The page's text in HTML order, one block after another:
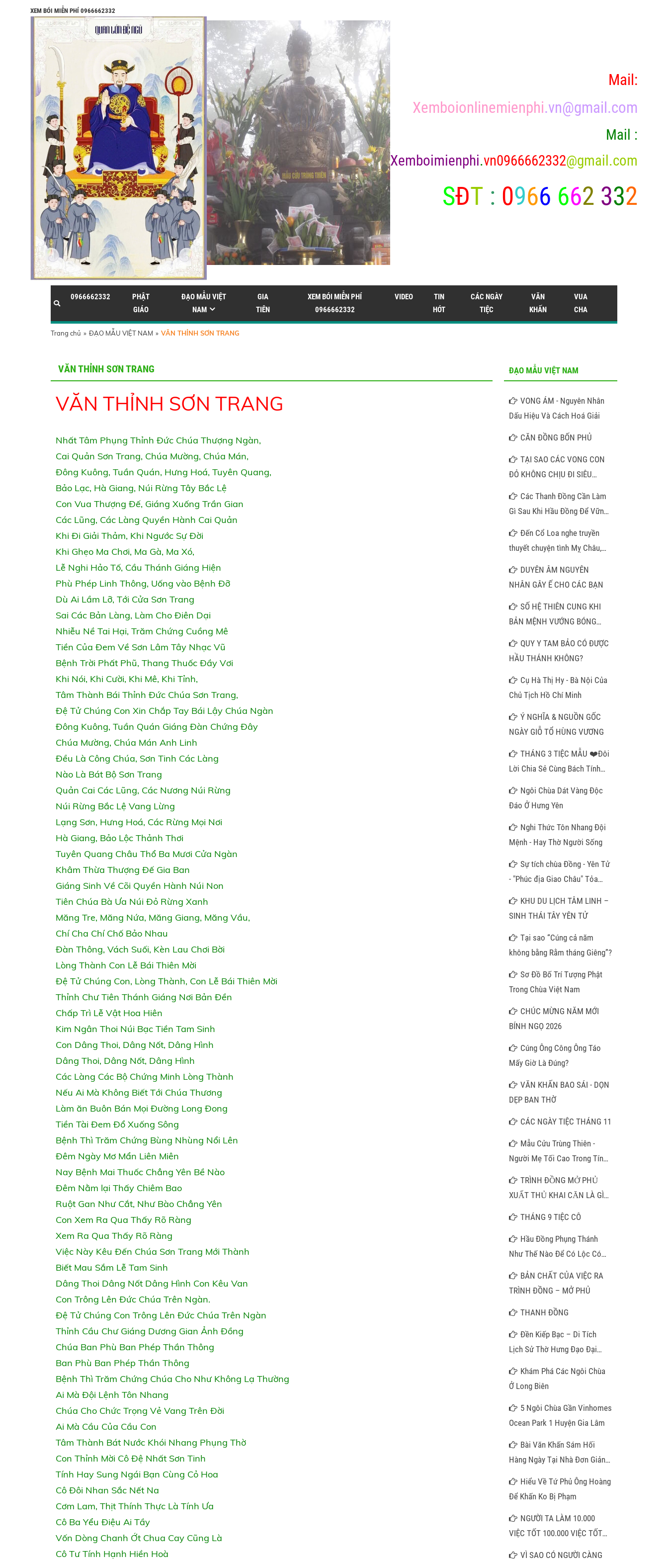
XEM BÓI MIỄN PHÍ 0966662332
Mail:
Xemboionlinemienphi.vn@gmail.com
Mail :
Xemboimienphi.vn0966662332@gmail.com
SĐT : 0966 662 332
0966662332
PHẬT
GIÁO
ĐẠO MẪU VIỆT
NAM
GIA
TIÊN
XEM BÓI MIỄN PHÍ
0966662332
VIDEO
TIN
HÓT
CÁC NGÀY
TIỆC
VĂN
KHẤN
VUA
CHA
Trang chủ » ĐẠO MẪU VIỆT NAM » VĂN THỈNH SƠN TRANG
VĂN THỈNH SƠN TRANG
VĂN THỈNH SƠN TRANG
Nhất Tâm Phụng Thỉnh Đức Chúa Thượng Ngàn,
Cai Quản Sơn Trang, Chúa Mường, Chúa Mán,
Đông Kuông, Tuần Quán, Hưng Hoá, Tuyên Quang,
Bảo Lạc, Hà Giang, Núi Rừng Tây Bắc Lệ
Con Vua Thượng Đế, Giáng Xuống Trần Gian
Các Lũng, Các Làng Quyền Hành Cai Quản
Khi Đi Giải Thảm, Khi Ngước Sự Đời
Khi Ghẹo Ma Chơi, Ma Gà, Ma Xó,
Lễ Nghi Hảo Tố, Cầu Thánh Giáng Hiện
Phù Phép Linh Thông, Uống vào Bệnh Đỡ
Dù Ai Lầm Lỡ, Tới Cửa Sơn Trang
Sai Các Bản Làng, Làm Cho Điên Dại
Nhiễu Nề Tai Hại, Trăm Chứng Cuồng Mê
Tiền Của Đem Về Sơn Lâm Tây Nhạc Vũ
Bệnh Trời Phất Phũ, Thang Thuốc Đầy Vơi
Khi Nói, Khi Cười, Khi Mê, Khi Tỉnh,
Tâm Thành Bái Thỉnh Đức Chúa Sơn Trang,
Đệ Tử Chúng Con Xin Chắp Tay Bái Lậy Chúa Ngàn
Đông Kuông, Tuần Quán Giáng Đàn Chứng Đây
Chúa Mường, Chúa Mán Anh Linh
Đều Là Công Chúa, Sơn Tinh Các Làng
Nào Là Bát Bộ Sơn Trang
Quản Cai Các Lũng, Các Nương Núi Rừng
Núi Rừng Bắc Lệ Vang Lừng
Lạng Sơn, Hưng Hoá, Các Rừng Mọi Nơi
Hà Giang, Bảo Lộc Thảnh Thơi
Tuyên Quang Châu Thổ Ba Mươi Cửa Ngàn
Khâm Thừa Thượng Đế Gia Ban
Giáng Sinh Về Cõi Quyền Hành Núi Non
Tiên Chúa Bà Ưa Núi Đỏ Rừng Xanh
Măng Tre, Măng Nứa, Măng Giang, Măng Vầu,
Chí Cha Chí Chố Bảo Nhau
Đàn Thông, Vách Suối, Kèn Lau Chơi Bời
Lòng Thành Con Lễ Bái Thiên Mời
Đệ Tử Chúng Con, Lòng Thành, Con Lễ Bái Thiên Mời
Thỉnh Chư Tiên Thánh Giáng Nơi Bản Đền
Chấp Trì Lễ Vật Hoa Hiên
Kim Ngân Thoi Núi Bạc Tiền Tam Sinh
Con Dâng Thoi, Dâng Nốt, Dâng Hình
Dâng Thoi, Dâng Nốt, Dâng Hình
Các Làng Các Bộ Chứng Minh Lòng Thành
Nếu Ai Mà Không Biết Tới Chúa Thương
Làm ăn Buôn Bán Mọi Đường Long Đong
Tiền Tài Đem Đổ Xuống Sông
Bệnh Thì Trăm Chứng Bùng Nhùng Nổi Lên
Đêm Ngày Mơ Mẩn Liên Miên
Nay Bệnh Mai Thuốc Chẳng Yên Bề Nào
Đêm Nằm lại Thấy Chiêm Bao
Ruột Gan Như Cắt, Như Bào Chẳng Yên
Con Xem Ra Qua Thấy Rõ Ràng
Xem Ra Qua Thấy Rõ Ràng
Việc Này Kêu Đến Chúa Sơn Trang Mới Thành
Biết Mau Sắm Lễ Tam Sinh
Dâng Thoi Dâng Nốt Dâng Hình Con Kêu Van
Con Trông Lên Đức Chúa Trên Ngàn.
Đệ Tử Chúng Con Trông Lên Đức Chúa Trên Ngàn
Thỉnh Cầu Chư Giáng Dương Gian Ảnh Đồng
Chúa Ban Phù Ban Phép Thần Thông
Ban Phù Ban Phép Thần Thông
Bệnh Thì Trăm Chứng Chúa Cho Như Không Lạ Thường
Ai Mà Đội Lệnh Tôn Nhang
Chúa Cho Chức Trọng Vẻ Vang Trên Đời
Ai Mà Cầu Của Cầu Con
Tâm Thành Bát Nước Khói Nhang Phụng Thờ
Con Thỉnh Mời Cô Đệ Nhất Sơn Tinh
Tính Hay Sung Ngái Bạn Cùng Cỏ Hoa
Cô Đôi Nhan Sắc Nết Na
Cơm Lam, Thịt Thính Thực Là Tính Ưa
Cô Ba Yểu Điệu Ai Tầy
Vốn Dòng Chanh Ớt Chua Cay Cũng Là
Cô Tư Tính Hạnh Hiền Hoà
ĐẠO MẪU VIỆT NAM
VONG ÁM - Nguyên Nhân
Dấu Hiệu Và Cách Hoá Giải
CĂN ĐỒNG BỐN PHỦ
TẠI SAO CÁC VONG CON
ĐỎ KHÔNG CHỊU ĐI SIÊU
Các Thanh Đồng Cần Làm
Gì Sau Khi Hầu Đồng Để Vững
Đến Cổ Loa nghe truyền
thuyết chuyện tình Mỵ Châu,
thăm pho tượng đá trong am
DUYÊN ÂM NGUYÊN
NHÂN GÂY Ế CHO CÁC BẠN
SỐ HỆ THIÊN CUNG KHI
BẢN MỆNH VƯỚNG BÓNG
CÀN KHÔN VÀ LỜI GIẢI MÃ
CHO NHỮNG TRUÂN CHUYÊN
QUY Y TAM BẢO CÓ ĐƯỢC
HẦU THÁNH KHÔNG?
Cụ Hà Thị Hy - Bà Nội Của
Chủ Tịch Hồ Chí Minh
Ý NGHĨA & NGUỒN GỐC
NGÀY GIỖ TỔ HÙNG VƯƠNG
THÁNG 3 TIỆC MẪU ❤️Đôi
Lời Chia Sẻ Cùng Bách Tính
Ngôi Chùa Dát Vàng Độc
Đáo Ở Hưng Yên
Nghi Thức Tôn Nhang Đội
Mệnh - Hay Thờ Người Sống
Sự tích chùa Đồng - Yên Tử
- "Phúc địa Giao Châu" Tỏa
KHU DU LỊCH TÂM LINH –
SINH THÁI TÂY YÊN TỬ
Tại sao “Cúng cả năm
không bằng Rằm tháng Giêng”?
Sơ Đồ Bố Trí Tượng Phật
Trong Chùa Việt Nam
CHÚC MỪNG NĂM MỚI
BÍNH NGỌ 2026
Cúng Ông Công Ông Táo
Mấy Giờ Là Đúng?
VĂN KHẤN BAO SÁI - DỌN
DẸP BAN THỜ
CÁC NGÀY TIỆC THÁNG 11
Mẫu Cửu Trùng Thiên -
Người Mẹ Tối Cao Trong Tín
Ngưỡng Thờ Mẫu
TRÌNH ĐỒNG MỞ PHỦ
XUẤT THỦ KHAI CĂN LÀ GÌ
THÁNG 9 TIỆC CÔ
Hầu Đồng Phụng Thánh
Như Thế Nào Để Có Lộc Có
Phúc?
BẢN CHẤT CỦA VIỆC RA
TRÌNH ĐỒNG – MỞ PHỦ
THANH ĐỒNG
Đền Kiếp Bạc – Di Tích
Lịch Sử Thờ Hưng Đạo Đại
Khám Phá Các Ngôi Chùa
Ở Long Biên
5 Ngôi Chùa Gần Vinhomes
Ocean Park 1 Huyện Gia Lâm
Bài Văn Khấn Sám Hối
Hàng Ngày Tại Nhà Đơn Giản
Hiểu Về Tứ Phủ Ông Hoàng
Để Khấn Ko Bị Phạm
NGƯỜI TA LÀM 10.000
VIỆC TỐT 100.000 VIỆC TỐT
KHÔNG BẰNG QUÝ VỊ NIỆM
VÌ SAO CÓ NGƯỜI CÀNG